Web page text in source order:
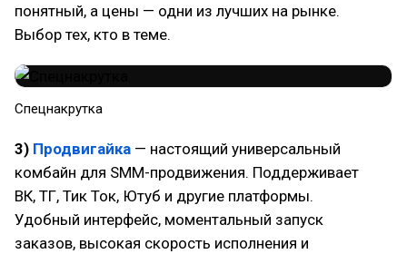
понятный, а цены — одни из лучших на рынке.
Выбор тех, кто в теме.
Спецнакрутка
3) Продвигайка — настоящий универсальный
комбайн для SMM-продвижения. Поддерживает
ВК, ТГ, Тик Ток, Ютуб и другие платформы.
Удобный интерфейс, моментальный запуск
заказов, высокая скорость исполнения и